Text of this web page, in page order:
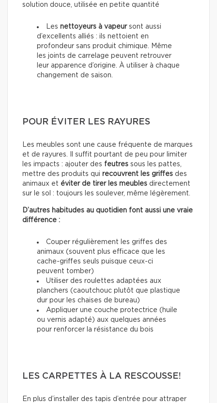
solution douce, utilisée en petite quantité
Les nettoyeurs à vapeursont aussi
d’excellents alliés : ils nettoient en
profondeur sans produit chimique. Même
les joints de carrelage peuvent retrouver
leur apparence d’origine. À utiliser à chaque
changement de saison.
POUR ÉVITER LES RAYURES
Les meubles sont une cause fréquente de marques
et de rayures. Il suffit pourtant de peu pour limiter
les impacts : ajouter des feutres sous les pattes,
mettre des produits qui recouvrent les griffes des
animaux et éviter de tirer les meubles directement
sur le sol : toujours les soulever, même légèrement.
D’autres habitudes au quotidien font aussi une vraie
différence :
Couper régulièrement les griffes des
animaux (souvent plus efficace que les
cache-griffes seuls puisque ceux-ci
peuvent tomber)
Utiliser des roulettes adaptées aux
planchers (caoutchouc plutôt que plastique
dur pour les chaises de bureau)
Appliquer une couche protectrice (huile
ou vernis adapté) aux quelques années
pour renforcer la résistance du bois
LES CARPETTES À LA RESCOUSSE!
En plus d’installer des tapis d’entrée pour attraper